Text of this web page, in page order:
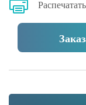
Распечатать